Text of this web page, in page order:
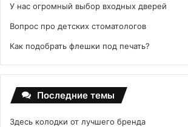
У нас огромный выбор входных дверей
Вопрос про детских стоматологов
Как подобрать флешки под печать?
Последние темы
Здесь колодки от лучшего бренда